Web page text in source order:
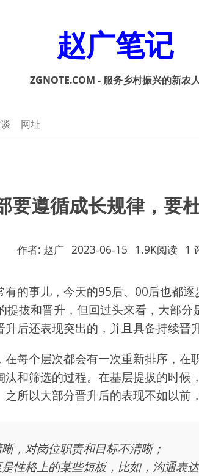
赵广笔记
ZGNOTE.COM - 服务乡村振兴的新农
网址
要遵循成长规律，要
作者: 赵广 2023-06-15 1.9K阅读 1
的事儿，今天的95后、00后也都
提拔和晋升，但回过头来看，大部
后还表现突出的，并且具备持续晋
每个层次都会有一次重新排序，在
和筛选的过程。在基层提拔的时候
所以大部分晋升后的表现不如以前
，对岗位职责和目标不清晰；
性格上的某些短板，比如，沟通表